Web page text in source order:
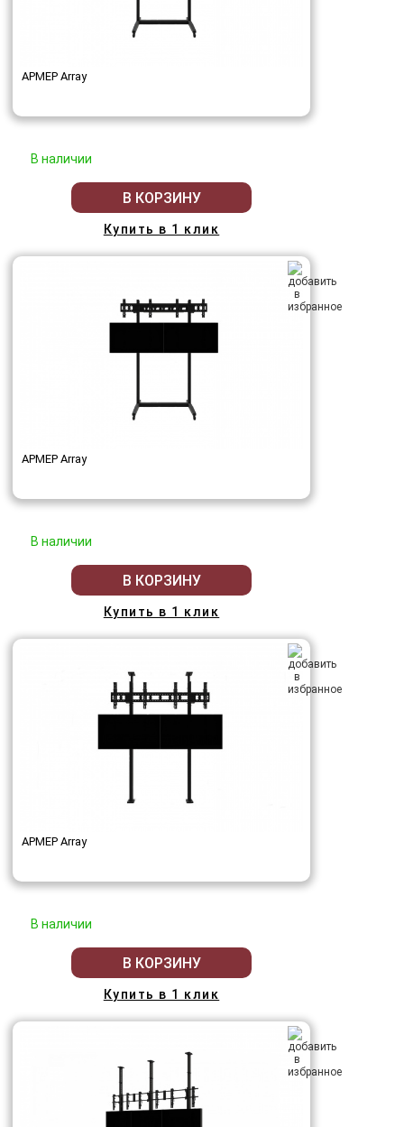
АРМЕР Array
В наличии
В КОРЗИНУ
Купить в 1 клик
АРМЕР Array
В наличии
В КОРЗИНУ
Купить в 1 клик
АРМЕР Array
В наличии
В КОРЗИНУ
Купить в 1 клик